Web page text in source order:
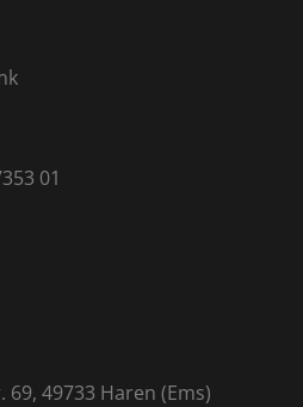
01
49733 Haren (Ems)